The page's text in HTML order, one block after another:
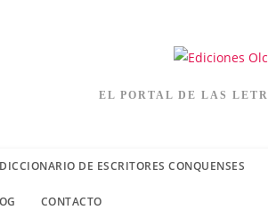
EL PORTAL DE LAS
DICCIONARIO DE ESCRITORES CONQUENSES
CONTACTO